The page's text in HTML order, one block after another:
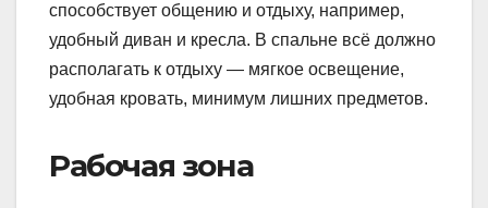
способствует общению и отдыху, например,
удобный диван и кресла. В спальне всё должно
располагать к отдыху — мягкое освещение,
удобная кровать, минимум лишних предметов.
Рабочая зона